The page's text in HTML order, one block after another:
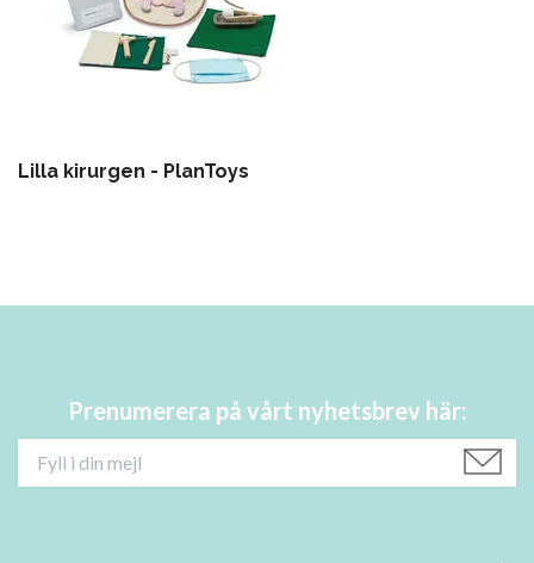
Lilla kirurgen - PlanToys
Prenumerera på vårt nyhetsbrev här: